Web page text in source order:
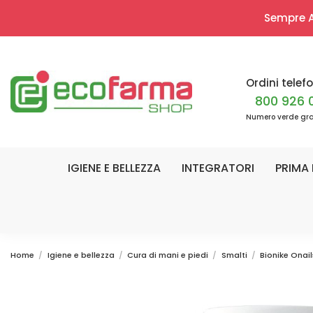
Sempre
Ordini
800 926
Numero verde
IGIENE E BELLEZZA INTEGRATORI PRIMA
Home Igiene e bellezza Cura di mani e piedi Smalti Bionike